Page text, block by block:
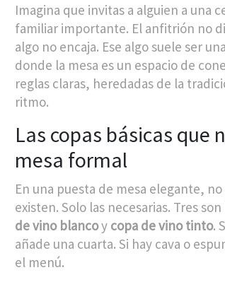
Imagina que invitas a alguien a una
familiar importante. El anfitrión no
algo no encaja. Ese algo suele ser
donde la mesa es un espacio de
reglas claras, heredadas de la
ritmo.
Las copas básicas que
mesa formal
En una puesta de mesa elegante,
existen. Solo las necesarias. Tres
de vino blancoy copa de vino tinto.
añade una cuarta. Si hay cava o
el menú.